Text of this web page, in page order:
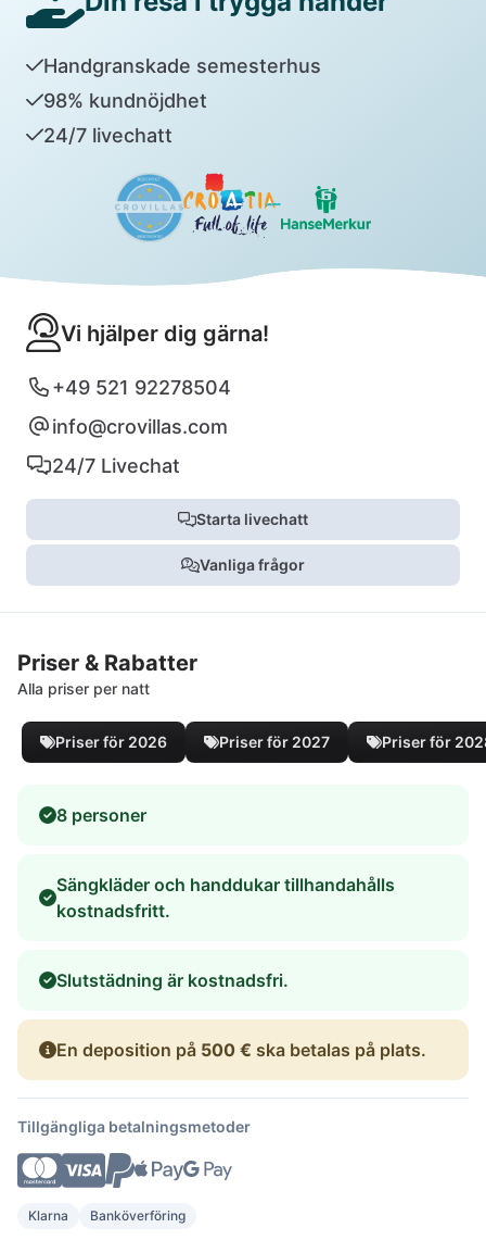
Handgranskade semesterhus
98% kundnöjdhet
24/7 livechatt
Vi hjälper dig gärna!
+49 521 92278504
info@crovillas.com
24/7 Livechat
Starta livechatt
Vanliga frågor
Priser & Rabatter
Alla priser per natt
Priser för 2026 Priser för 2027 Priser för
8 personer
Sängkläder och handdukar tillhandahålls
kostnadsfritt.
Slutstädning är kostnadsfri.
En deposition på 500 € ska betalas på plats.
Tillgängliga betalningsmetoder
Klarna Banköverföring